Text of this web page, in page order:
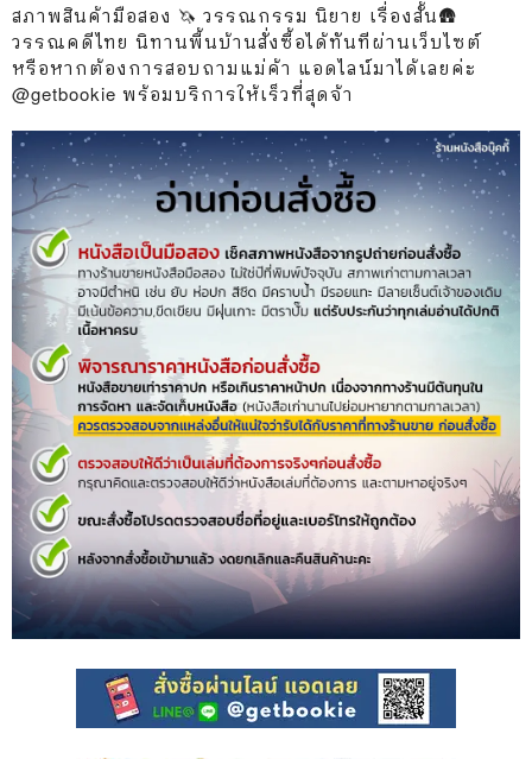
สภาพสินค้ามือสอง 🦄 วรรณกรรม นิยาย เรื่องสั้น🛖
วรรณคดีไทย นิทานพื้นบ้านสั่งซื้อได้ทันทีผ่านเว็บไซต์
หรือหากต้องการสอบถามแม่ค้า แอดไลน์มาได้เลยค่ะ
@getbookie พร้อมบริการให้เร็วที่สุดจ้า